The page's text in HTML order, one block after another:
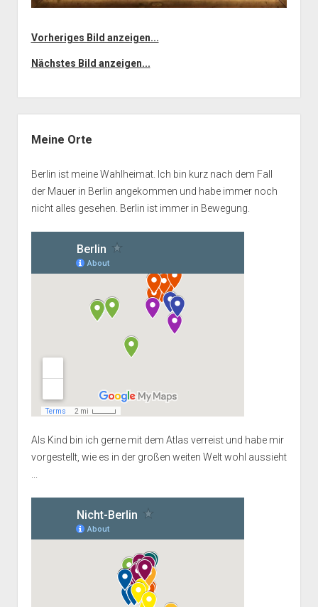
Vorheriges Bild anzeigen...
Nächstes Bild anzeigen...
Meine Orte
Berlin ist meine Wahlheimat. Ich bin kurz nach dem Fall
der Mauer in Berlin angekommen und habe immer noch
nicht alles gesehen. Berlin ist immer in Bewegung.
Als Kind bin ich gerne mit dem Atlas verreist und habe mir
vorgestellt, wie es in der großen weiten Welt wohl aussieht